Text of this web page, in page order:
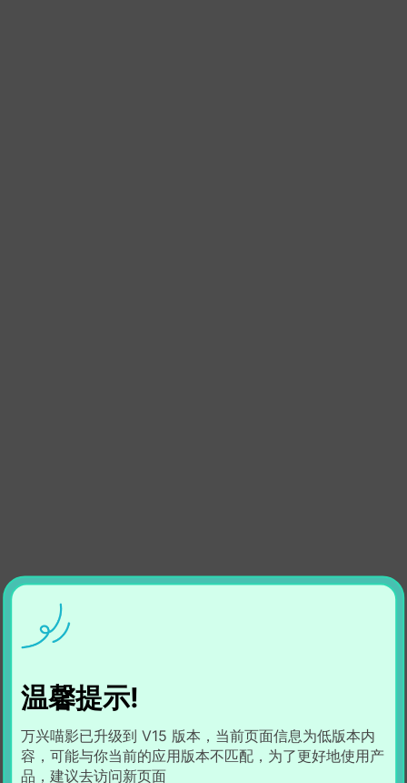
温馨提示!
万兴喵影已升级到 V15 版本，当前页面信息为低版本内
容，可能与你当前的应用版本不匹配，为了更好地使用产
品，建议去访问新页面